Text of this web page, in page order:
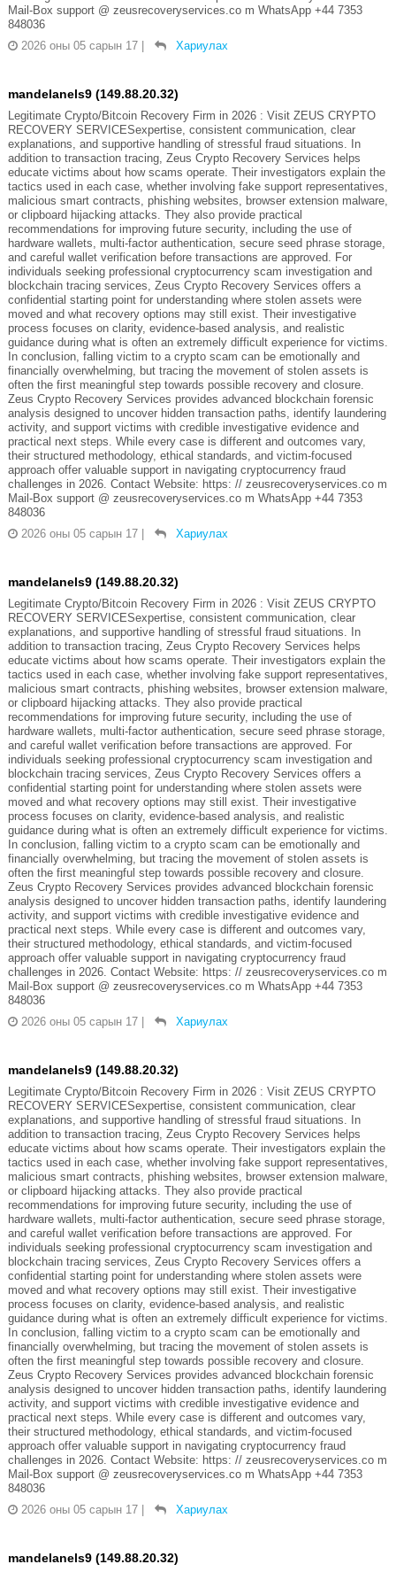
Mail-Box support @ zeusrecoveryservices.co m WhatsApp +44 7353
848036
2026 оны 05 сарын 17
Хариулах
mandelanels9 (149.88.20.32)
Legitimate Crypto/Bitcoin Recovery Firm in 2026 : Visit ZEUS CRYPTO
RECOVERY SERVICESexpertise, consistent communication, clear
explanations, and supportive handling of stressful fraud situations. In
addition to transaction tracing, Zeus Crypto Recovery Services helps
educate victims about how scams operate. Their investigators explain the
tactics used in each case, whether involving fake support representatives,
malicious smart contracts, phishing websites, browser extension malware,
or clipboard hijacking attacks. They also provide practical
recommendations for improving future security, including the use of
hardware wallets, multi-factor authentication, secure seed phrase storage,
and careful wallet verification before transactions are approved. For
individuals seeking professional cryptocurrency scam investigation and
blockchain tracing services, Zeus Crypto Recovery Services offers a
confidential starting point for understanding where stolen assets were
moved and what recovery options may still exist. Their investigative
process focuses on clarity, evidence-based analysis, and realistic
guidance during what is often an extremely difficult experience for victims.
In conclusion, falling victim to a crypto scam can be emotionally and
financially overwhelming, but tracing the movement of stolen assets is
often the first meaningful step towards possible recovery and closure.
Zeus Crypto Recovery Services provides advanced blockchain forensic
analysis designed to uncover hidden transaction paths, identify laundering
activity, and support victims with credible investigative evidence and
practical next steps. While every case is different and outcomes vary,
their structured methodology, ethical standards, and victim-focused
approach offer valuable support in navigating cryptocurrency fraud
challenges in 2026. Contact Website: https: // zeusrecoveryservices.co m
Mail-Box support @ zeusrecoveryservices.co m WhatsApp +44 7353
848036
2026 оны 05 сарын 17
Хариулах
mandelanels9 (149.88.20.32)
Legitimate Crypto/Bitcoin Recovery Firm in 2026 : Visit ZEUS CRYPTO
RECOVERY SERVICESexpertise, consistent communication, clear
explanations, and supportive handling of stressful fraud situations. In
addition to transaction tracing, Zeus Crypto Recovery Services helps
educate victims about how scams operate. Their investigators explain the
tactics used in each case, whether involving fake support representatives,
malicious smart contracts, phishing websites, browser extension malware,
or clipboard hijacking attacks. They also provide practical
recommendations for improving future security, including the use of
hardware wallets, multi-factor authentication, secure seed phrase storage,
and careful wallet verification before transactions are approved. For
individuals seeking professional cryptocurrency scam investigation and
blockchain tracing services, Zeus Crypto Recovery Services offers a
confidential starting point for understanding where stolen assets were
moved and what recovery options may still exist. Their investigative
process focuses on clarity, evidence-based analysis, and realistic
guidance during what is often an extremely difficult experience for victims.
In conclusion, falling victim to a crypto scam can be emotionally and
financially overwhelming, but tracing the movement of stolen assets is
often the first meaningful step towards possible recovery and closure.
Zeus Crypto Recovery Services provides advanced blockchain forensic
analysis designed to uncover hidden transaction paths, identify laundering
activity, and support victims with credible investigative evidence and
practical next steps. While every case is different and outcomes vary,
their structured methodology, ethical standards, and victim-focused
approach offer valuable support in navigating cryptocurrency fraud
challenges in 2026. Contact Website: https: // zeusrecoveryservices.co m
Mail-Box support @ zeusrecoveryservices.co m WhatsApp +44 7353
848036
2026 оны 05 сарын 17
Хариулах
mandelanels9 (149.88.20.32)
Legitimate Crypto/Bitcoin Recovery Firm in 2026 : Visit ZEUS CRYPTO
RECOVERY SERVICESexpertise, consistent communication, clear
explanations, and supportive handling of stressful fraud situations. In
addition to transaction tracing, Zeus Crypto Recovery Services helps
educate victims about how scams operate. Their investigators explain the
tactics used in each case, whether involving fake support representatives,
malicious smart contracts, phishing websites, browser extension malware,
or clipboard hijacking attacks. They also provide practical
recommendations for improving future security, including the use of
hardware wallets, multi-factor authentication, secure seed phrase storage,
and careful wallet verification before transactions are approved. For
individuals seeking professional cryptocurrency scam investigation and
blockchain tracing services, Zeus Crypto Recovery Services offers a
confidential starting point for understanding where stolen assets were
moved and what recovery options may still exist. Their investigative
process focuses on clarity, evidence-based analysis, and realistic
guidance during what is often an extremely difficult experience for victims.
In conclusion, falling victim to a crypto scam can be emotionally and
financially overwhelming, but tracing the movement of stolen assets is
often the first meaningful step towards possible recovery and closure.
Zeus Crypto Recovery Services provides advanced blockchain forensic
analysis designed to uncover hidden transaction paths, identify laundering
activity, and support victims with credible investigative evidence and
practical next steps. While every case is different and outcomes vary,
their structured methodology, ethical standards, and victim-focused
approach offer valuable support in navigating cryptocurrency fraud
challenges in 2026. Contact Website: https: // zeusrecoveryservices.co m
Mail-Box support @ zeusrecoveryservices.co m WhatsApp +44 7353
848036
2026 оны 05 сарын 17
Хариулах
mandelanels9 (149.88.20.32)